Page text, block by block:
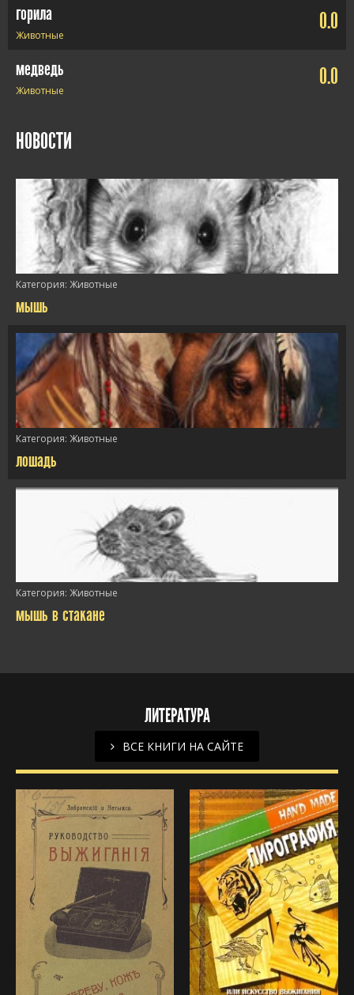
горила
Животные
0.0
медведь
Животные
0.0
НОВОСТИ
/>
Категория: Животные
мышь
/>
Категория: Животные
лошадь
Категория: Животные
мышь в стакане
ЛИТЕРАТУРА
ВСЕ КНИГИ НА САЙТЕ